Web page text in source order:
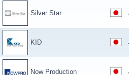
Silver Star
KID
Now Production